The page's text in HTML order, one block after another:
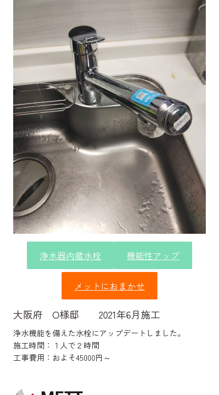
浄水器内蔵水栓 機能性アップ
メットにおまかせ
大阪府 O様邸 2021年6月施工
浄水機能を備えた水栓にアップデートしました。
施工時間：１人で２時間
工事費用：およそ45000円～